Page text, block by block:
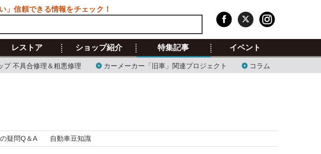
レストア ショップ紹介 特集記事
プ 不具合修理＆粗悪修理 カーメーカー「旧車」関連プロジェクト コラム
イベント
疑問Q＆A 自動車豆知識
」信頼できる情報をチェック！